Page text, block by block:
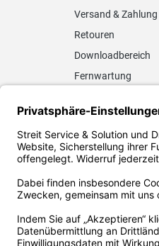
Versand & Zahlung
Retouren
Downloadbereich
Fernwartung
Elektronischer
Rechnungsversand
FAQ EUDR